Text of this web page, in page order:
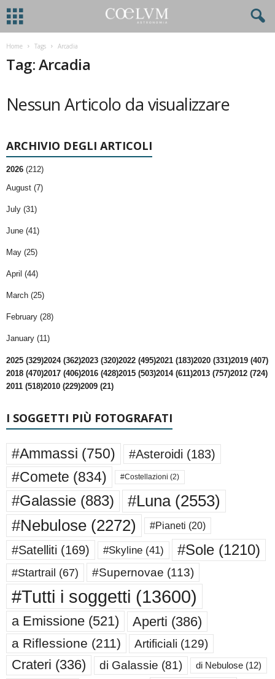
Home Tags Arcadia
Tag: Arcadia
Nessun Articolo da visualizzare
ARCHIVIO DEGLI ARTICOLI
2026 (212)
August (7)
July (31)
June (41)
May (25)
April (44)
March (25)
February (28)
January (11)
2025 (329)2024 (362)2023 (320)2022 (495)2021 (183)2020 (331)2019 (407)
2018 (470)2017 (406)2016 (428)2015 (503)2014 (611)2013 (757)2012 (724)
2011 (518)2010 (229)2009 (21)
I SOGGETTI PIÙ FOTOGRAFATI
#Ammassi (750) #Asteroidi (183)
#Comete (834) #Costellazioni (2)
#Galassie (883) #Luna(2553)
#Nebulose (2272) #Pianeti (20)
#Satelliti (169) #Skyline (41) #Sole (1210)
#Startrail (67) #Supernovae (113)
#Tutti i soggetti (13600)
a Emissione (521) Aperti (386)
a Riflessione (211) Artificiali (129)
Crateri (336) di Galassie (81) di Nebulose (12)